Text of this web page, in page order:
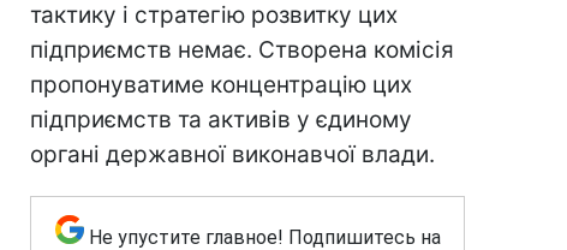
тактику і стратегію розвитку цих
підприємств немає. Створена комісія
пропонуватиме концентрацію цих
підприємств та активів у єдиному
органі державної виконавчої влади.
Не упустите главное! Подпишитесь на